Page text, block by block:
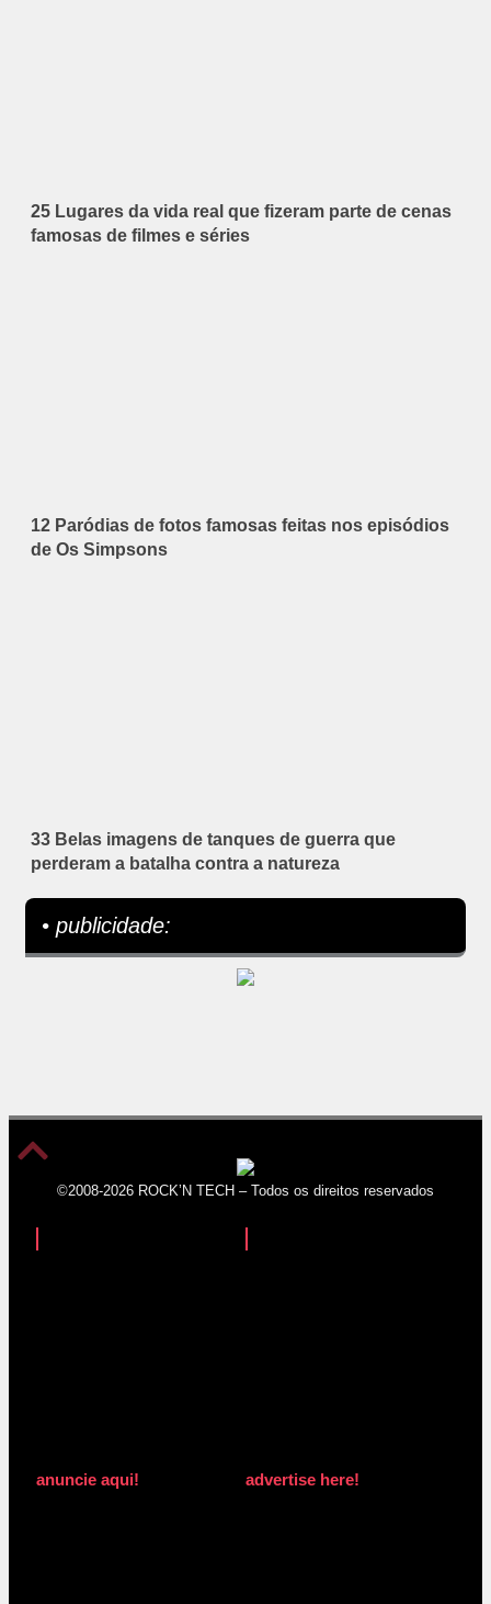
25 Lugares da vida real que fizeram parte de cenas
famosas de filmes e séries
12 Paródias de fotos famosas feitas nos episódios
de Os Simpsons
33 Belas imagens de tanques de guerra que
perderam a batalha contra a natureza
• publicidade:
©2008-2026 ROCK’N TECH – Todos os direitos reservados
anuncie aqui! advertise here!